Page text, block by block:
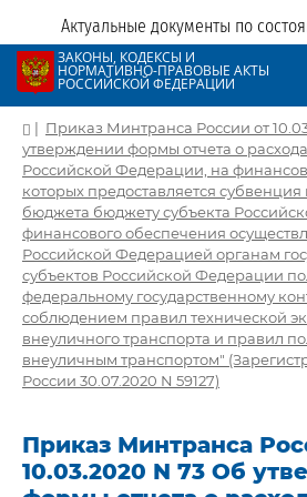
Актуальные документы по
ЗАКОНЫ, КОДЕКСЫ И
НОРМАТИВНО-ПРАВОВЫЕ АКТЫ
РОССИЙСКОЙ ФЕДЕРАЦИИ
| Приказ Минтранса России от
утверждении формы отчета о
Российской Федерации, на
которых предоставляется
бюджета бюджету субъекта
финансового обеспечения
Российской Федерацией органам
субъектов Российской Федерации
федеральному государственному
соблюдением правил технической
внеуличного транспорта и правил
внеуличным транспортом"
России 30.07.2020 N 59127)
Приказ Минтранса
10.03.2020 N 73 Об